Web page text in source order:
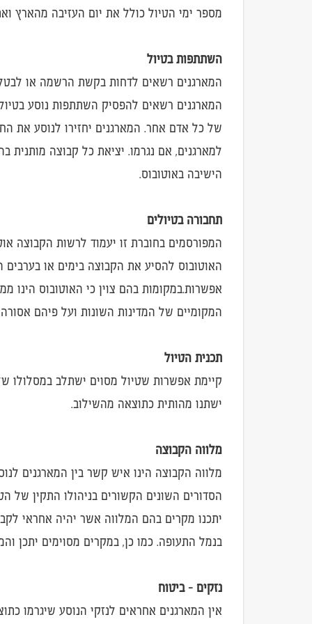
מספר ימי הטיול כולל את יום העזיבה מהארץ
השתתפות בטיול
המארגנים רשאים לדחות בקשת הרשמה או
המארגנים רשאים להפסיק השתתפות נוסע
של כל אדם אחר. המארגנים יחזירו לנוסע את
הישיבה באוטובוס.
תחבורה בטיולים
המפורסמים בחוברת זו יעמוד לרשות הקבוצה
האוטובוס להסיע את הקבוצה בימים או בערבים
אפשרות.במקומות בהם צוין כי האוטובוס הינו
המקומיים של המדינות השונות ועל פיהם אסורה
תכנית הטיול
קיימת אפשרות שטיול מסוים ישתלב במסלולו
ישתנו מהותית כתוצאה מהשילוב.
מלווה הקבוצה
מלווה הקבוצה הינו איש קשר בין המארגנים
הסדורים השונים הקשורים בניהולו התקין של
יתכנו מקרים בהם המלווה אשר יהיה אחראי
בנמל התעופה. כמו כן, במקרים מסוימים יתכן
נזקים - ביטוח
אין המארגנים אחראים לנזקי הנוסע שיגרמו